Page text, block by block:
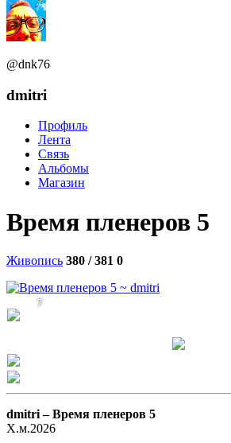
@dnk76
dmitri
Профиль
Лента
Связь
Альбомы
Магазин
Время пленеров 5
Живопись 380 / 381 0
7
dmitri –Время пленеров 5
Х.м.2026